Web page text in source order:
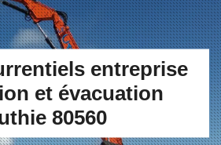
entreprise
et évacuation
80560